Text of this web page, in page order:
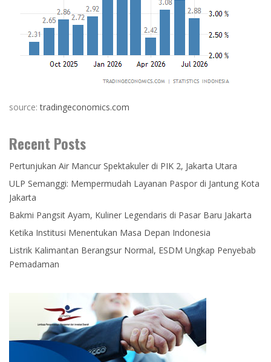
source:tradingeconomics.com
Recent Posts
Pertunjukan Air Mancur Spektakuler di PIK 2, Jakarta Utara
ULP Semanggi: Mempermudah Layanan Paspor di Jantung Kota
Jakarta
Bakmi Pangsit Ayam, Kuliner Legendaris di Pasar Baru Jakarta
Ketika Institusi Menentukan Masa Depan Indonesia
Listrik Kalimantan Berangsur Normal, ESDM Ungkap Penyebab
Pemadaman